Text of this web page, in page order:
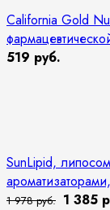
California Gold
519 руб.
SunLipid,
1 978 руб. 1 385